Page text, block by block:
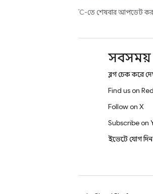
2026-08-04 UTC-তে শেষবার আপডেট
সবসময়
ব্লগ চেক করে
Find us on
Follow on X
Subscribe on
ইভেন্টে যোগ দিন